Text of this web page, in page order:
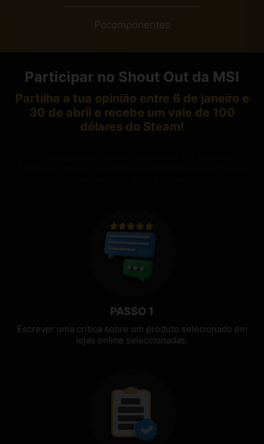
Pccomponentes
Participar no Shout Out da MSI
Partilha a tua opinião entre 6 de janeiro e
30 de abril e recebe um vale de 100
dólares do Steam!
PASSO 1
Escrever uma crítica sobre um produto selecionado em
lojas online seleccionadas.